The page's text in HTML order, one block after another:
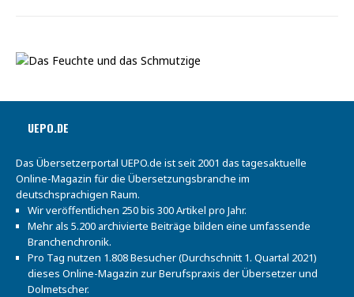
UEPO.DE
Das Übersetzerportal UEPO.de ist seit 2001 das tagesaktuelle
Online-Magazin für die Übersetzungsbranche im
deutschsprachigen Raum.
Wir veröffentlichen 250 bis 300 Artikel pro Jahr.
Mehr als 5.200 archivierte Beiträge bilden eine umfassende
Branchenchronik.
Pro Tag nutzen 1.808 Besucher (Durchschnitt 1. Quartal 2021)
dieses Online-Magazin zur Berufspraxis der Übersetzer und
Dolmetscher.